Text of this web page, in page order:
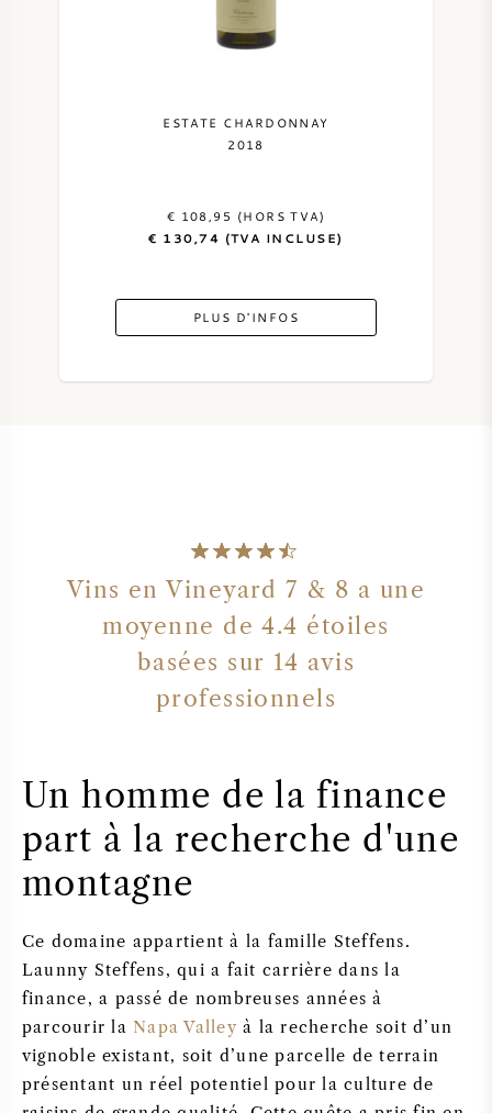
ESTATE CHARDONNAY
2018
€ 108,95 (HORS TVA)
€ 130,74 (TVA INCLUSE)
PLUS D'INFOS
Vins en Vineyard 7 & 8 a une
moyenne de 4.4 étoiles
basées sur 14 avis
professionnels
Un homme de la finance
part à la recherche d'une
montagne
Ce domaine appartient à la famille Steffens.
Launny Steffens, qui a fait carrière dans la
finance, a passé de nombreuses années à
parcourir laNapa Valleyà la recherche soit d’un
vignoble existant, soit d’une parcelle de terrain
présentant un réel potentiel pour la culture de